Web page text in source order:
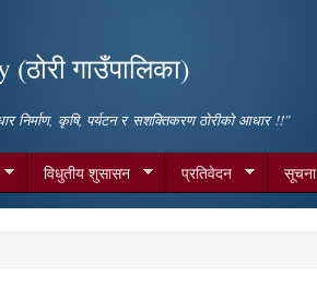
content
गाउँपालिका)
निर्माण, कृषि, पर्यटन र सशक्तिकरण ठोरीको आधार !!"
विधुतीय शुसासन प्रतिवेदन सूचना